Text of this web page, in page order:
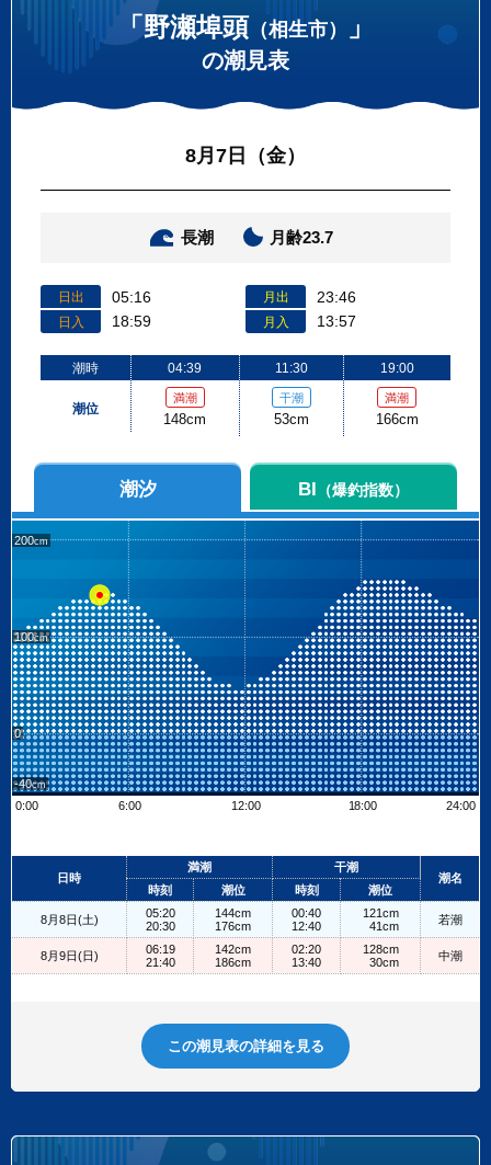
「野瀬埠頭 （相生市） 」
の潮見表
8月7日（金）
長潮 月齢23.7
日出 05:16
日入 18:59
月出 23:46
月入 13:57
潮時
潮位
04:39
満潮
148cm
11:30
干潮
53cm
19:00
満潮
166cm
潮汐 BI （爆釣指数）
200
100
0
-40
0:00
6:00 12:00 18:00 24:00
+
日時
満潮
干潮
潮名
時刻
潮位 時刻 潮位
8月8日(土)
05:20
20:30
144cm
176cm
00:40
12:40
121cm
41cm
若潮
8月9日(日)
06:19
21:40
142cm
186cm
02:20
13:40
128cm
30cm
中潮
この潮見表の詳細を見る